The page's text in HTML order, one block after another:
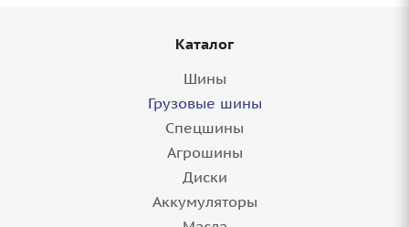
Грузовые шины 315/80R22,5 Sailun S-917
Каталог
Шины
Грузовые шины
Спецшины
Агрошины
Диски
Аккумуляторы